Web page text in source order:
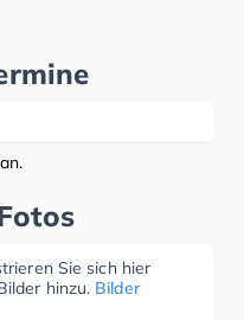
Sie sich hier
hinzu. Bilder